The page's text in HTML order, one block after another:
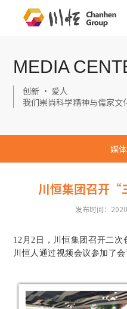
MEDIA
创新 · 爱人
我们崇尚科学精神与儒家文
媒
川恒集团召开“
发布时间：
12月2日，川恒集团召开二次
川恒人通过视频会议参加了会